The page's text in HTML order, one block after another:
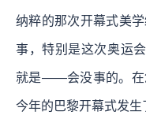
纳粹的那次开幕式美
事，特别是这次奥运
就是——会没事的。在
今年的巴黎开幕式发生